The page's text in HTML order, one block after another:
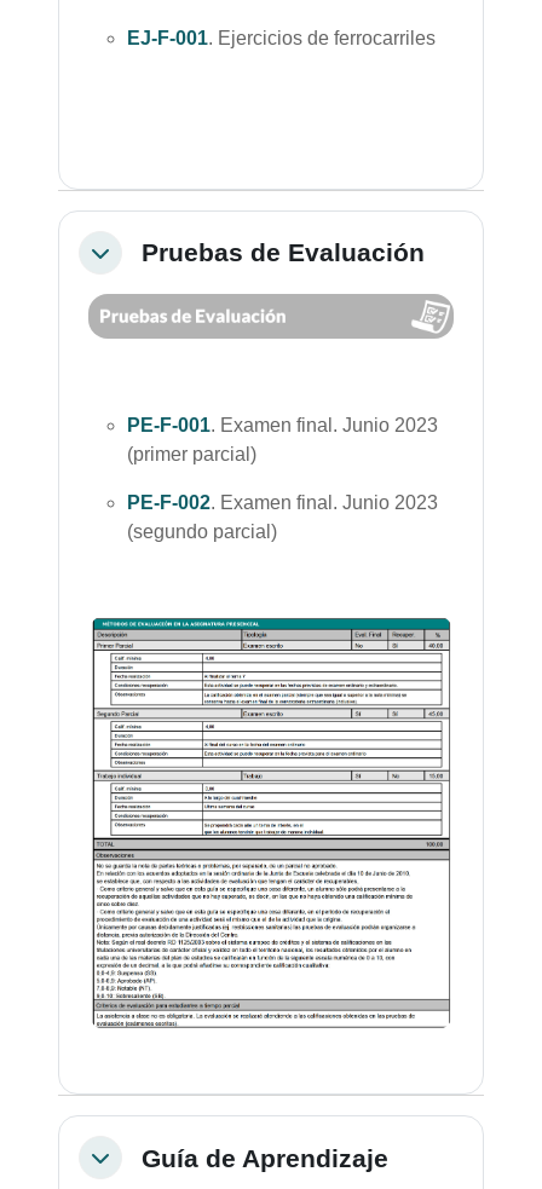
EJ-F-001. Ejercicios de ferrocarriles
ColapsarPruebas de Evaluación
PE-F-001. Examen final. Junio 2023
(primer parcial)
PE-F-002. Examen final. Junio 2023
(segundo parcial)
ColapsarGuía de Aprendizaje